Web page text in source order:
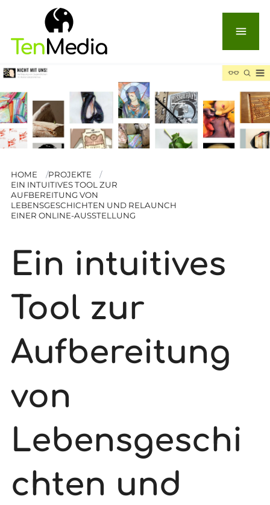
menu
HOME
PROJEKTE
EIN INTUITIVES TOOL ZUR
AUFBEREITUNG VON
LEBENSGESCHICHTEN UND RELAUNCH
EINER ONLINE-AUSSTELLUNG
Ein intuitives
Tool zur
Aufbereitung
von
Lebensgeschi
chten und